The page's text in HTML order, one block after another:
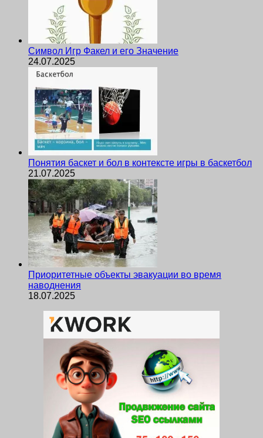
Символ Игр Факел и его Значение
24.07.2025
Понятия баскет и бол в контексте игры в баскетбол
21.07.2025
Приоритетные объекты эвакуации во время
наводнения
18.07.2025